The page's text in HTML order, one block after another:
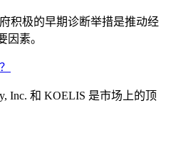
积极的早期诊断举措是推动经
因素。
Inc. 和 KOELIS 是市场上的顶